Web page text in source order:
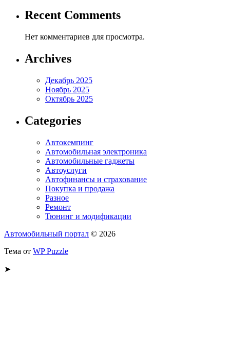
Recent Comments
Нет комментариев для просмотра.
Archives
Декабрь 2025
Ноябрь 2025
Октябрь 2025
Categories
Автокемпинг
Автомобильная электроника
Автомобильные гаджеты
Автоуслуги
Автофинансы и страхование
Покупка и продажа
Разное
Ремонт
Тюнинг и модификации
Автомобильный портал © 2026
Тема от WP Puzzle
➤